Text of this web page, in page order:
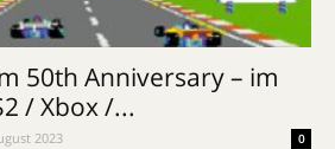
50th Anniversary – im
/ Xbox /...
2023 0